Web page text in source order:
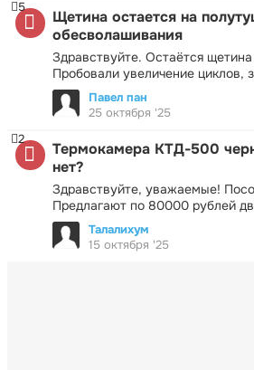
Щетина остается на
обесволашивания
Здравствуйте. Остаётся
Пробовали увеличение циклов,
5
Павел пан
25 октября '25
Термокамера КТД-500
нет?
Здравствуйте, уважаемые!
Предлагают по 80000 рублей
2
Талалихум
15 октября '25